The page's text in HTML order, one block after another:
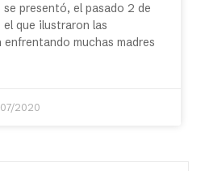
se presentó, el pasado 2 de
que ilustraron las
muchas madres
2020